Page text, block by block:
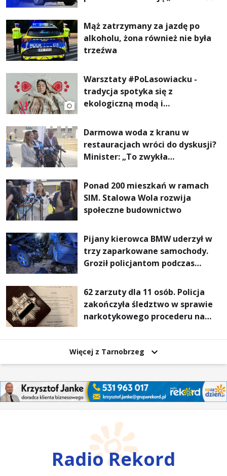
Mąż zatrzymany za jazdę po
alkoholu, żona również nie była
trzeźwa
Warsztaty #PoLasowiacku -
tradycja spotyka się z
ekologiczną modą i
Darmowa woda z kranu w
restauracjach wróci do dyskusji?
Minister: „To zwykła
Ponad 200 mieszkań w ramach
SIM. Stalowa Wola rozwija
społeczne budownictwo
Pijany kierowca BMW uderzył w
trzy zaparkowane samochody.
Groził policjantom podczas
62 zarzuty dla 11 osób. Policja
zakończyła śledztwo w sprawie
narkotykowego procederu na
Więcej z Tarnobrzeg
Radio Rekord